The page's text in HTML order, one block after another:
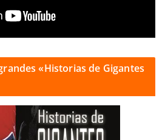
«Historias de Gigantes